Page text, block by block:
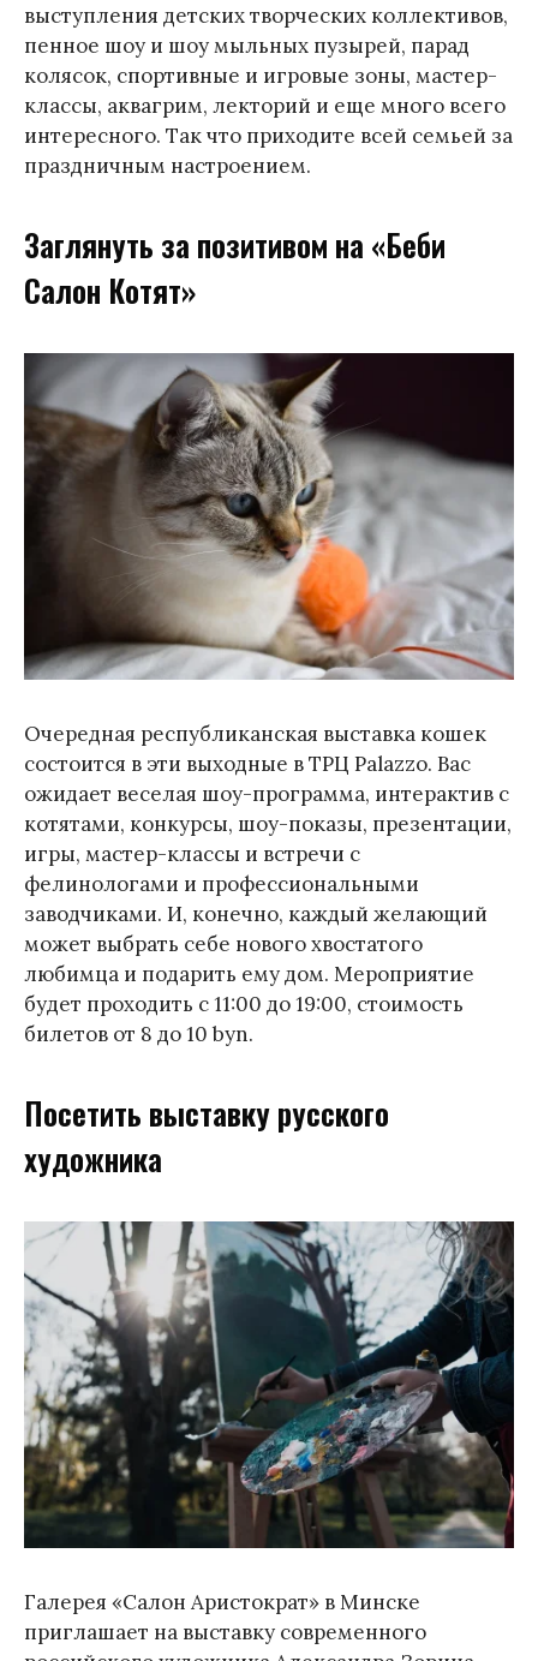
выступления детских творческих коллективов,
пенное шоу и шоу мыльных пузырей, парад
колясок, спортивные и игровые зоны, мастер-
классы, аквагрим, лекторий и еще много всего
интересного. Так что приходите всей семьей за
праздничным настроением.
Заглянуть за позитивом на «Беби
Салон Котят»
Очередная республиканская выставка кошек
состоится в эти выходные в ТРЦ Palazzo. Вас
ожидает веселая шоу-программа, интерактив с
котятами, конкурсы, шоу-показы, презентации,
игры, мастер-классы и встречи с
фелинологами и профессиональными
заводчиками. И, конечно, каждый желающий
может выбрать себе нового хвостатого
любимца и подарить ему дом. Мероприятие
будет проходить с 11:00 до 19:00, стоимость
билетов от 8 до 10 byn.
Посетить выставку русского
художника
Галерея «Салон Аристократ» в Минске
приглашает на выставку современного